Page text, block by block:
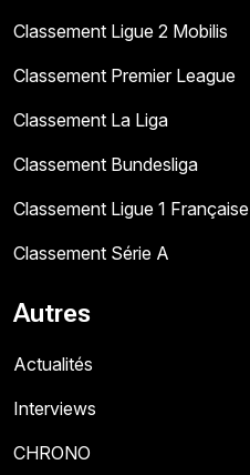
Classement Ligue 2 Mobilis
Classement Premier League
Classement La Liga
Classement Bundesliga
Classement Ligue 1 Française
Classement Série A
Autres
Actualités
Interviews
CHRONO